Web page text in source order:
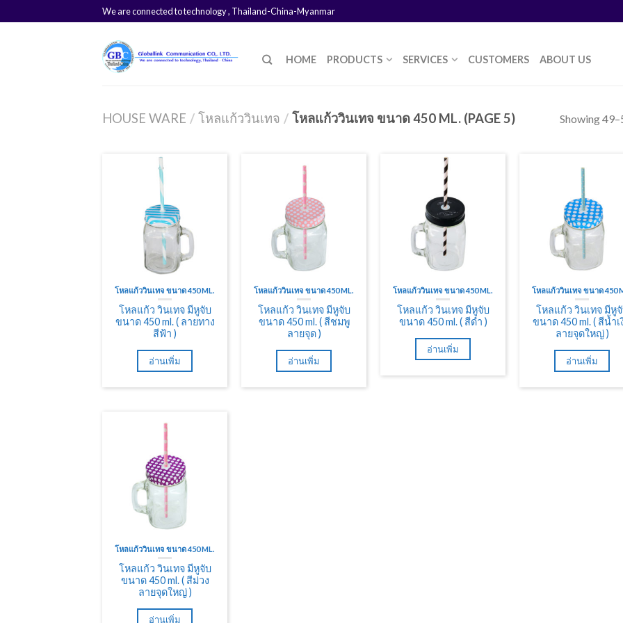
We are connected to technology , Thailand-China-Myanmar
HOME PRODUCTS SERVICES CUSTOMERS ABOUT US
HOUSE WARE / โหลแก้ววินเทจ / โหลแก้ววินเทจ ขนาด 450 ML. (PAGE 5) Showing
โหลแก้ววินเทจ ขนาด 450 ML.
โหลแก้ว วินเทจ มีหูจับ
ขนาด 450 ml. ( ลายทาง
สีฟ้า )
อ่านเพิ่ม
โหลแก้ววินเทจ ขนาด 450 ML.
โหลแก้ว วินเทจ มีหูจับ
ขนาด 450 ml. ( สีชมพู
ลายจุด )
อ่านเพิ่ม
โหลแก้ววินเทจ ขนาด 450 ML.
โหลแก้ว วินเทจ มีหูจับ
ขนาด 450 ml. ( สีดำ )
อ่านเพิ่ม
โหลแก้ววินเทจ ขนาด 450
โหลแก้ว วินเทจ มีหู
ขนาด 450 ml. ( สีน้ำเ
ลายจุดใหญ่ )
อ่านเพิ่ม
โหลแก้ววินเทจ ขนาด 450 ML.
โหลแก้ว วินเทจ มีหูจับ
ขนาด 450 ml. ( สีม่วง
ลายจุดใหญ่ )
อ่านเพิ่ม